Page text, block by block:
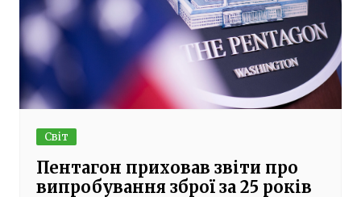
Світ
Пентагон приховав звіти про
випробування зброї за 25 років